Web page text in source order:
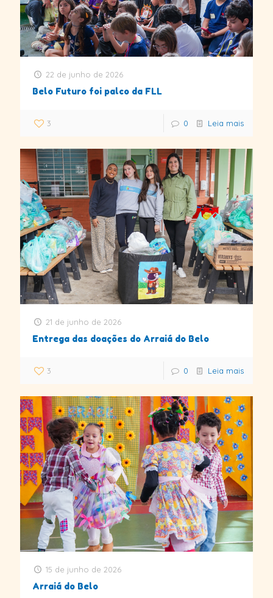
22 de junho de 2026
Belo Futuro foi palco da FLL
3 0 Leia mais
21 de junho de 2026
Entrega das doações do Arraiá do Belo
3 0 Leia mais
15 de junho de 2026
Arraiá do Belo